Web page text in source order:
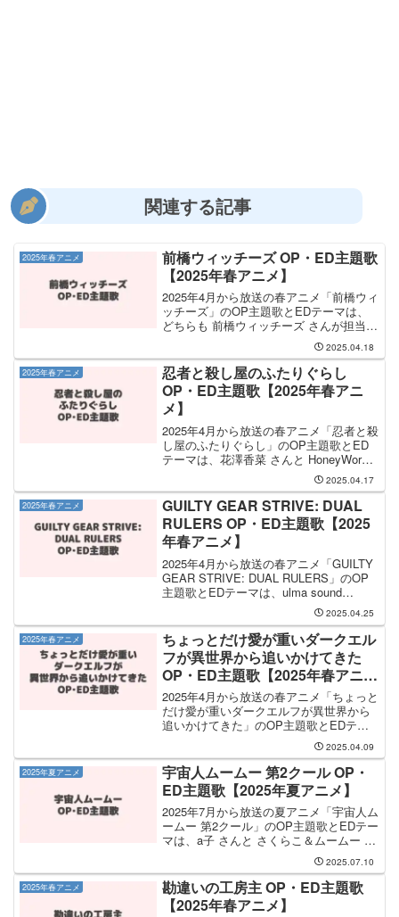
関連する記事
2025年春アニメ
前橋ウィッチーズ OP・ED主題歌
【2025年春アニメ】
2025年4月から放送の春アニメ「前橋ウィ
ッチーズ」のOP主題歌とEDテーマは、
どちらも 前橋ウィッチーズ さんが担当し
ます。OP主題歌の曲名は「スゴすぎ前橋
ウィッチーズ！」で、ED曲は「それぞれ
のドア」です。前橋ウィッチーズ さんの
CDは...
2025.04.18
2025年春アニメ
忍者と殺し屋のふたりぐらし
OP・ED主題歌【2025年春アニ
メ】
2025年4月から放送の春アニメ「忍者と殺
し屋のふたりぐらし」のOP主題歌とED
テーマは、花澤香菜 さんと HoneyWorks
feat.ハコニワリリィ さんが担当します。
OP主題歌は 花澤香菜 さんが担当し、OP
主題歌のタイトルは「やれ...
2025.04.17
2025年春アニメ
GUILTY GEAR STRIVE: DUAL
RULERS OP・ED主題歌【2025
年春アニメ】
2025年4月から放送の春アニメ「GUILTY
GEAR STRIVE: DUAL RULERS」のOP
主題歌とEDテーマは、ulma sound
junction さんと Nowlu さんが担当しま
す。OP主題歌の担当はulma soun...2025.04.25
2025年春アニメ
ちょっとだけ愛が重いダークエル
フが異世界から追いかけてきた
OP・ED主題歌【2025年春アニ
メ】
2025年4月から放送の春アニメ「ちょっと
だけ愛が重いダークエルフが異世界から
追いかけてきた」のOP主題歌とEDテー
マは、破天荒夫婦 さんと Kecori さんが
担当します。OP主題歌は 破天荒夫婦 さ
んが担当し、OP主題歌のタイトルは
「オ...
2025.04.09
2025年夏アニメ
宇宙人ムームー 第2クール OP・
ED主題歌【2025年夏アニメ】
2025年7月から放送の夏アニメ「宇宙人ム
ームー 第2クール」のOP主題歌とEDテー
マは、a子 さんと さくらこ＆ムームー が
担当します。OP主題歌は a子 さんが担当
し、OP主題歌のタイトルは「MOVE
MOVE」です。EDテーマの担当は...
2025.07.10
2025年春アニメ
勘違いの工房主 OP・ED主題歌
【2025年春アニメ】